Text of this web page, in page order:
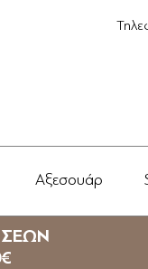
Αξεσουάρ